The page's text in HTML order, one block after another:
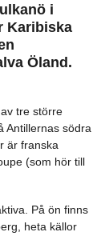
i
Karibiska
Öland.
tre större
Antillernas södra
är franska
(som hör till
På ön finns
heta källor